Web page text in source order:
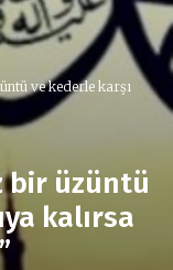
ve kederle karşı
bir üzüntü
kalırsa